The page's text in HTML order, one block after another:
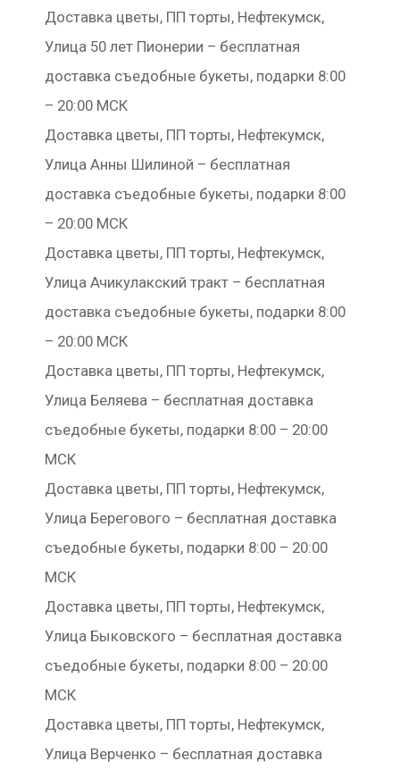
Доставка цветы, ПП торты, Нефтекумск,
Улица 50 лет Пионерии – бесплатная
доставка съедобные букеты, подарки 8:00
– 20:00 МСК
Доставка цветы, ПП торты, Нефтекумск,
Улица Анны Шилиной – бесплатная
доставка съедобные букеты, подарки 8:00
– 20:00 МСК
Доставка цветы, ПП торты, Нефтекумск,
Улица Ачикулакский тракт – бесплатная
доставка съедобные букеты, подарки 8:00
– 20:00 МСК
Доставка цветы, ПП торты, Нефтекумск,
Улица Беляева – бесплатная доставка
съедобные букеты, подарки 8:00 – 20:00
МСК
Доставка цветы, ПП торты, Нефтекумск,
Улица Берегового – бесплатная доставка
съедобные букеты, подарки 8:00 – 20:00
МСК
Доставка цветы, ПП торты, Нефтекумск,
Улица Быковского – бесплатная доставка
съедобные букеты, подарки 8:00 – 20:00
МСК
Доставка цветы, ПП торты, Нефтекумск,
Улица Верченко – бесплатная доставка